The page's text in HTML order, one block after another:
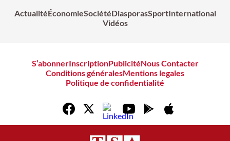
ActualitéÉconomieSociétéDiasporasSportInternational
Vidéos
S’abonnerInscriptionPublicitéNous Contacter
Conditions généralesMentions legales
Politique de confidentialité